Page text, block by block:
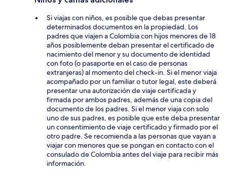
Si viajas con niños, es posible que debas presentar
determinados documentos en la propiedad. Los
padres que viajen a Colombia con hijos menores de 18
años posiblemente deban presentar el certificado de
nacimiento del menor y su documento de identidad
con foto (o pasaporte en el caso de personas
extranjeras) al momento del check-in. Si el menor viaja
acompañado por un familiar o tutor legal, este deberá
presentar una autorización de viaje certificada y
firmada por ambos padres, además de una copia del
documento de los padres. Si el menor viaja con solo
uno de sus padres, es posible que este deba presentar
un consentimiento de viaje certificado y firmado por el
otro padre. Se recomienda a las personas que vayan a
viajar con menores que se pongan en contacto con el
consulado de Colombia antes del viaje para recibir más
información.